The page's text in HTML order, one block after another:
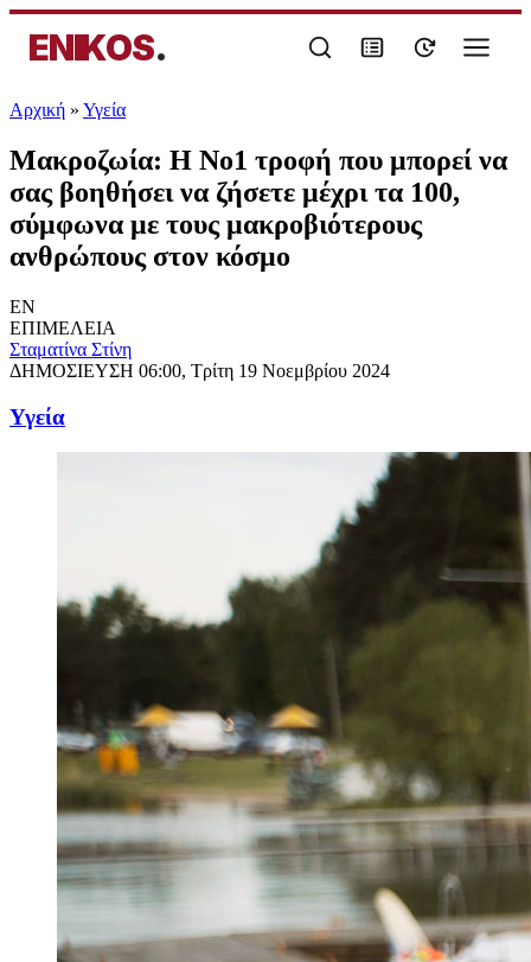
ENIKOS.
Αρχική » Υγεία
Μακροζωία: Η Νο1 τροφή που μπορεί να
σας βοηθήσει να ζήσετε μέχρι τα 100,
σύμφωνα με τους μακροβιότερους
ανθρώπους στον κόσμο
EN
ΕΠΙΜΕΛΕΙΑ
Σταματίνα Στίνη
ΔΗΜΟΣΙΕΥΣΗ 06:00, Τρίτη 19 Νοεμβρίου 2024
Υγεία